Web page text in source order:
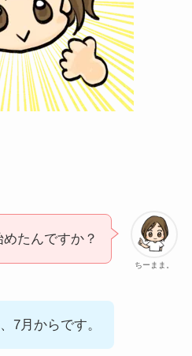
ちーまま。
たんですか？
7月からです。